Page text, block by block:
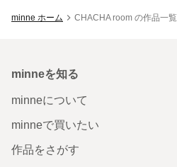
minne ホーム CHACHA room の作品一覧
minneを知る
minneについて
minneで買いたい
作品をさがす